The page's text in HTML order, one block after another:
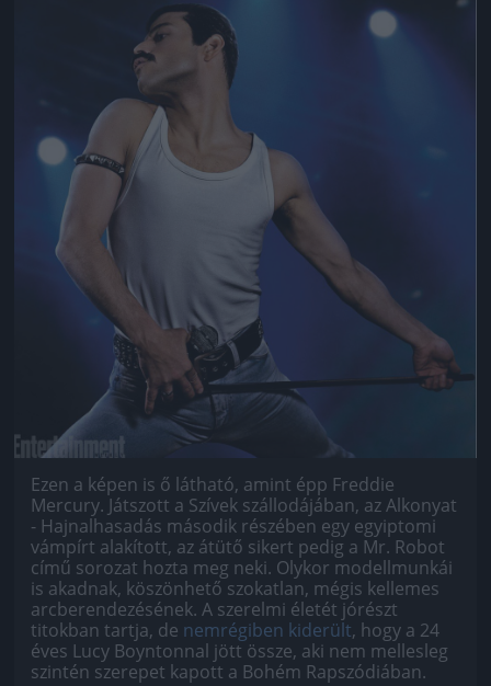
Jön még kép!
Ezen a képen is ő látható, amint épp Freddie
Mercury. Játszott a Szívek szállodájában, az Alkonyat
- Hajnalhasadás második részében egy egyiptomi
vámpírt alakított, az átütő sikert pedig a Mr. Robot
című sorozat hozta meg neki. Olykor modellmunkái
is akadnak, köszönhető szokatlan, mégis kellemes
arcberendezésének. A szerelmi életét jórészt
titokban tartja, de nemrégiben kiderült, hogy a 24
éves Lucy Boyntonnal jött össze, aki nem mellesleg
szintén szerepet kapott a Bohém Rapszódiában.